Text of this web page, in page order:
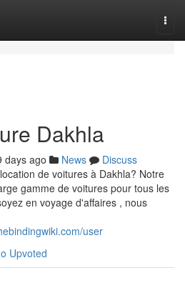
Dakhla
days ago News
Discuss
de voitures à Dakhla? Notre
gamme de voitures pour tous les
en voyage d'affaires , nous
user
Upvoted